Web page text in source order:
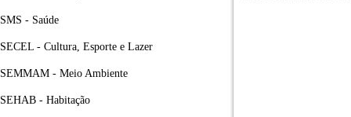
SMS - Saúde
SECEL - Cultura, Esporte e Lazer
SEMMAM - Meio Ambiente
SEHAB - Habitação